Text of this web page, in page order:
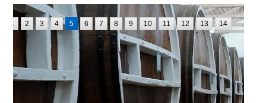
1 2 3 4 5 6 7 8 9 10 11 12 13 14